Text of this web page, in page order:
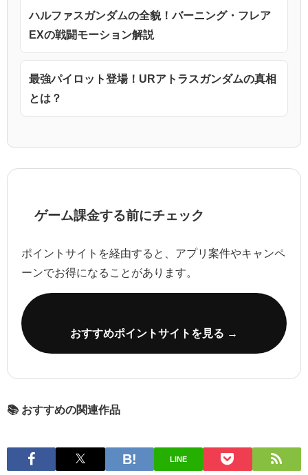
ハルファスガンダムの全貌！バーニング・フレア
EXの戦闘モーション解説
最強パイロット登場！URアトラスガンダムの真相
とは？
ゲーム課金する前にチェック
ポイントサイトを経由すると、アプリ案件やキャンペ
ーンでお得になることがあります。
おすすめポイントサイトを見る →
📚 おすすめの関連作品
LINE